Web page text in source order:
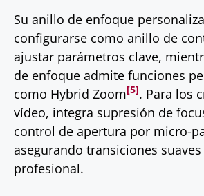
Su anillo de enfoque
configurarse como anillo de
ajustar parámetros clave,
de enfoque admite funciones
como Hybrid Zoom[5]. Para los
vídeo, integra supresión de
control de apertura por micro-
asegurando transiciones
profesional.